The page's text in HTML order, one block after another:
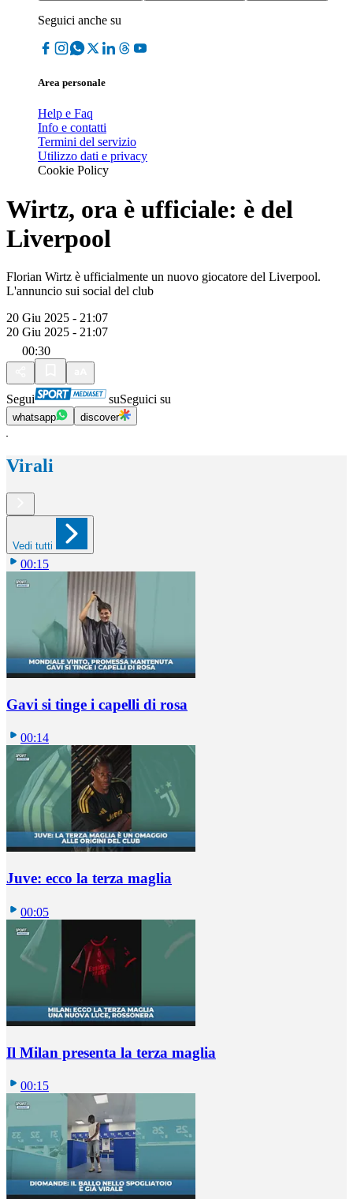
Seguici anche su
Area personale
Help e Faq
Info e contatti
Termini del servizio
Utilizzo dati e privacy
Cookie Policy
Wirtz, ora è ufficiale: è del
Liverpool
Florian Wirtz è ufficialmente un nuovo giocatore del Liverpool.
L'annuncio sui social del club
20 Giu 2025 - 21:07
20 Giu 2025 - 21:07
00:30
Segui suSeguici su
whatsapp discover
Virali
Vedi tutti
00:15
Gavi si tinge i capelli di rosa
00:14
Juve: ecco la terza maglia
00:05
Il Milan presenta la terza maglia
00:15